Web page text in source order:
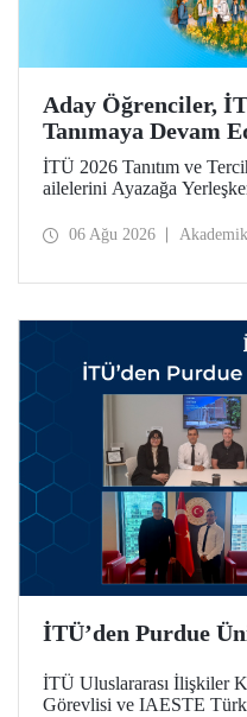
Aday Öğrenciler,
Tanımaya Devam
İTÜ 2026 Tanıtım ve
ailelerini Ayazağa
ilgili fakülte ve birimler
06 Ağu 2026 Akademik
İTÜ’den Purdue
İTÜ Uluslararası İlişkiler
Görevlisi ve IAESTE